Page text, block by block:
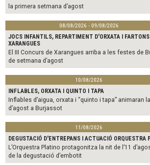
la primera setmana d’agost
08/08/2026 - 09/08/2026
JOCS INFANTILS, REPARTIMENT D'ORXATA I
XARANGUES
El III Concurs de Xarangues arriba a les festes de
de setmana d’agost
10/08/2026
INFLABLES, ORXATA I QUINTO I TAPA
Inflables d’aigua, orxata i “quinto i tapa” animaran
d’agost a Burjassot
11/08/2026
DEGUSTACIÓ D'ENTREPANS I ACTUACIÓ ORQUESTRA
L’Orquestra Platino protagonitza la nit de l’11
de la degustació d’embotit